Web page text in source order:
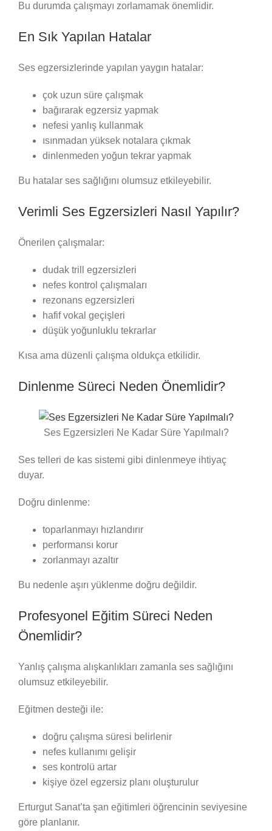
Bu durumda çalışmayı zorlamamak önemlidir.
En Sık Yapılan Hatalar
Ses egzersizlerinde yapılan yaygın hatalar:
çok uzun süre çalışmak
bağırarak egzersiz yapmak
nefesi yanlış kullanmak
ısınmadan yüksek notalara çıkmak
dinlenmeden yoğun tekrar yapmak
Bu hatalar ses sağlığını olumsuz etkileyebilir.
Verimli Ses Egzersizleri Nasıl Yapılır?
Önerilen çalışmalar:
dudak trill egzersizleri
nefes kontrol çalışmaları
rezonans egzersizleri
hafif vokal geçişleri
düşük yoğunluklu tekrarlar
Kısa ama düzenli çalışma oldukça etkilidir.
Dinlenme Süreci Neden Önemlidir?
Ses Egzersizleri Ne Kadar Süre Yapılmalı?
Ses telleri de kas sistemi gibi dinlenmeye ihtiyaç
duyar.
Doğru dinlenme:
toparlanmayı hızlandırır
performansı korur
zorlanmayı azaltır
Bu nedenle aşırı yüklenme doğru değildir.
Profesyonel Eğitim Süreci Neden
Önemlidir?
Yanlış çalışma alışkanlıkları zamanla ses sağlığını
olumsuz etkileyebilir.
Eğitmen desteği ile:
doğru çalışma süresi belirlenir
nefes kullanımı gelişir
ses kontrolü artar
kişiye özel egzersiz planı oluşturulur
Erturgut Sanat’ta şan eğitimleri öğrencinin seviyesine
göre planlanır.